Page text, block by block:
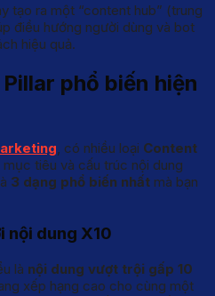
tạo ra một “content hub” (trung
điều hướng người dùng và bot
hiệu quả.
phổ biến hiện
, có nhiều loại Content
tiêu và cấu trúc nội dung
3 dạng phổ biến nhất mà bạn
nội dung X10
là nội dung vượt trội gấp 10
xếp hạng cao cho cùng một